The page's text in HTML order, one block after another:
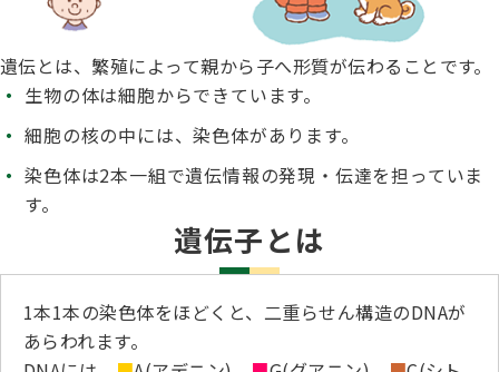
JKCの歴史
ディスクロージャー（情報公開）
有識者会議の提言について
入会のご案内
子犬の申請について
チャンピオンタイトル
チャンピオンについて(ドッグショー・競技会)
ロイヤルカナンアワードについて
JKCブリーディングアワード
訓練競技会
ジュニアハンドラーとは
自由研究<犬について詳しく知ろう！>
ジャックお面を作ってあそぼう♪
ハンドラー
スチュワード
遺伝とは、繁殖によって親から子へ形質が伝わることです。
生物の体は細胞からできています。
細胞の核の中には、染色体があります。
染色体は2本一組で遺伝情報の発現・伝達を担っていま
す。
遺伝子とは
1本1本の染色体をほどくと、二重らせん構造のDNAが
あらわれます。